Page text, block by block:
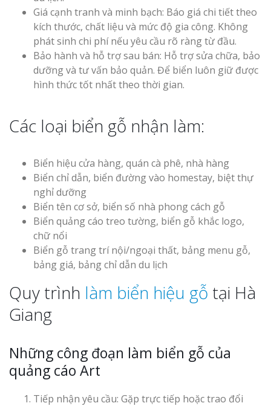
Giá cạnh tranh và minh bạch: Báo giá chi tiết theo
kích thước, chất liệu và mức độ gia công. Không
phát sinh chi phí nếu yêu cầu rõ ràng từ đầu.
Bảo hành và hỗ trợ sau bán: Hỗ trợ sửa chữa, bảo
dưỡng và tư vấn bảo quản. Để biển luôn giữ được
hình thức tốt nhất theo thời gian.
Các loại biển gỗ nhận làm:
Biển hiệu cửa hàng, quán cà phê, nhà hàng
Biển chỉ dẫn, biển đường vào homestay, biệt thự
nghỉ dưỡng
Biển tên cơ sở, biển số nhà phong cách gỗ
Biển quảng cáo treo tường, biển gỗ khắc logo,
chữ nổi
Biển gỗ trang trí nội/ngoại thất, bảng menu gỗ,
bảng giá, bảng chỉ dẫn du lịch
Quy trình làm biển hiệu gỗ tại Hà
Giang
Những công đoạn làm biển gỗ của
quảng cáo Art
Tiếp nhận yêu cầu: Gặp trực tiếp hoặc trao đổi